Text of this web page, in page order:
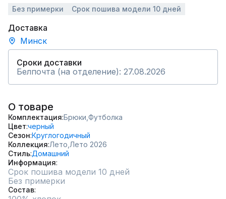
Без примерки Срок пошива модели 10 дней
Доставка
Минск
Сроки доставки
Белпочта (на отделение): 27.08.2026
О товаре
Комплектация Брюки, Футболка
Цвет черный
Сезон Круглогодичный
Коллекция Лето, Лето 2026
Стиль Домашний
Информация
Срок пошива модели 10 дней
Без примерки
Состав